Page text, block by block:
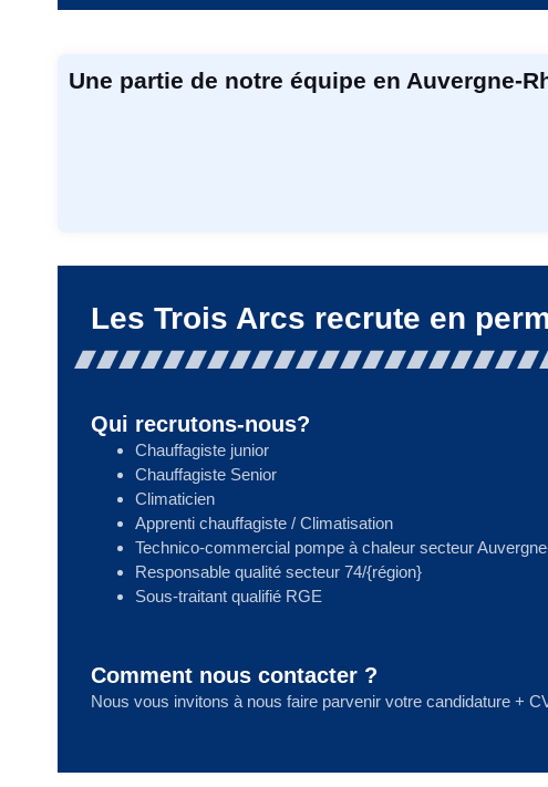
Une partie de notre équipe en Auvergne-
Les Trois Arcs recrute en
Qui recrutons-nous?
Chauffagiste junior
Chauffagiste Senior
Climaticien
Apprenti chauffagiste / Climatisation
Technico-commercial pompe à chaleur secteur
Responsable qualité secteur 74/{région}
Sous-traitant qualifié RGE
Comment nous contacter ?
Nous vous invitons à nous faire parvenir votre candidature +